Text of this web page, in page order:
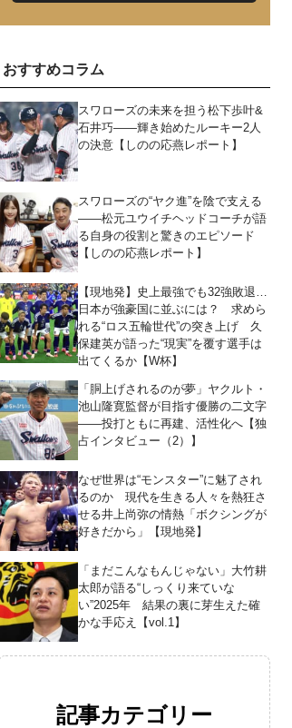
おすすめコラム
スワローズの未来を担う松下歩叶&
石井巧――輝き始めたルーキー2人
の決意【しのの応燕レポート】
スワローズの“ヤク進”を陰で支える
――松元ユウイチヘッドコーチが語
る自身の役割と驚きのエピソード
【しのの応燕レポート】
【現地発】史上最強でも32強敗退…
日本が強豪国に並ぶには？ 求めら
れる“ロス五輪世代”の突き上げ 久
保建英が語った“現実”を覆す選手は
出てくるか【W杯】
「胴上げされるのが夢」ヤクルト・
池山隆寛監督が目指す優勝の二文字
――投打ともに再建、活性化へ【独
占インタビュー（2）】
なぜ世界は“モンスター”に魅了され
るのか 現代を生きる人々を熱狂さ
せる井上尚弥の情熱「ボクシングが
好きだから」【現地発】
「まだこんなもんじゃない」大竹耕
太郎が語る“しっくり来ていな
い”2025年 結果の裏に芽生えた確
かな手応え【vol.1】
記事カテゴリー